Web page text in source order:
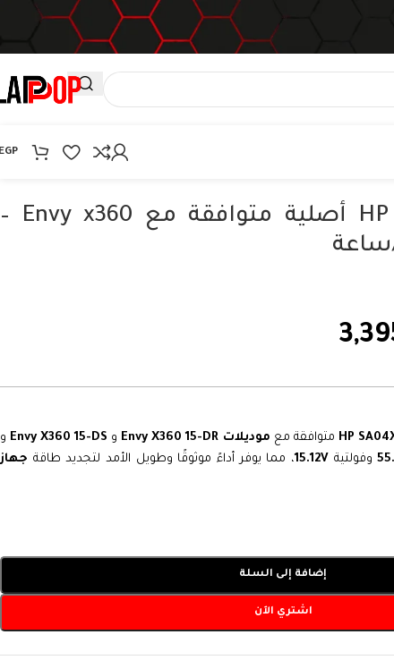
بطارية HP SA04XL أصلية متوافقة مع Envy x360 –
HP متوافقة مع موديلات Envy X360 15-DR و Envy X360 15-DS و
وفولتية 15.12V، مما يوفر أداءً موثوقًا وطويل الأمد لتجديد طاقة جهاز
إضافة إلى السلة
اشتري الآن